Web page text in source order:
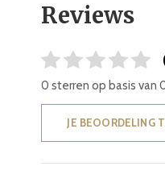
Reviews
0 sterren op basis van
JE BEOORDELING